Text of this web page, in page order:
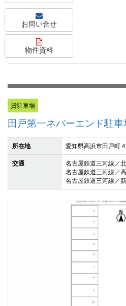
お問い合せ
物件資料
貸駐車場
田戸第一ネバーエンド駐車
所在地 愛知県高浜市田戸町
交通
名古屋鉄道三河線／
名古屋鉄道三河線／
名古屋鉄道三河線／